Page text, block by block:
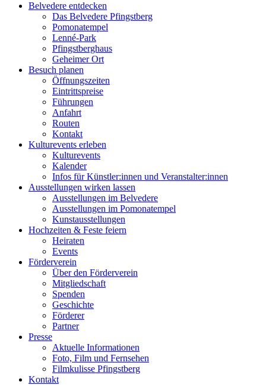
Belvedere entdecken
Das Belvedere Pfingstberg
Pomonatempel
Lenné-Park
Pfingstberghaus
Geheimer Ort
Besuch planen
Öffnungszeiten
Eintrittspreise
Führungen
Anfahrt
Routen
Kontakt
Kulturevents erleben
Kulturevents
Kalender
Infos für Künstler:innen und Veranstalter:innen
Ausstellungen wirken lassen
Ausstellungen im Belvedere
Ausstellungen im Pomonatempel
Kunstausstellungen
Hochzeiten & Feste feiern
Heiraten
Events
Förderverein
Über den Förderverein
Mitgliedschaft
Spenden
Geschichte
Förderer
Partner
Presse
Aktuelle Informationen
Foto, Film und Fernsehen
Filmkulisse Pfingstberg
Kontakt